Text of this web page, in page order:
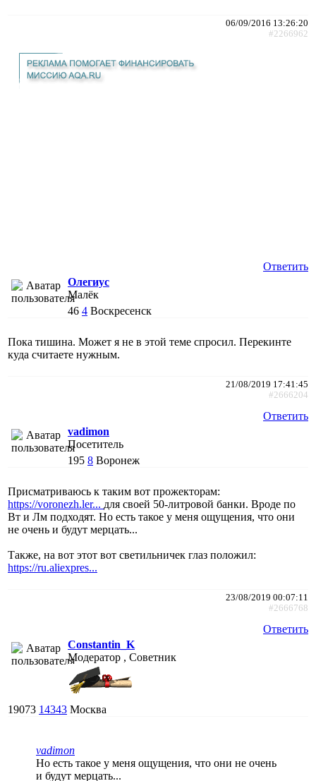
06/09/2016 13:26:20
#2266962
Ответить
Олегиус
Малёк
46 4 Воскресенск
Пока тишина. Может я не в этой теме спросил. Перекинте
куда считаете нужным.
21/08/2019 17:41:45
#2666204
Ответить
vadimon
Посетитель
195 8 Воронеж
Присматриваюсь к таким вот прожекторам:
https://voronezh.ler... для своей 50-литровой банки. Вроде по
Вт и Лм подходят. Но есть такое у меня ощущения, что они
не очень и будут мерцать...
Также, на вот этот вот светильничек глаз положил:
https://ru.aliexpres...
23/08/2019 00:07:11
#2666768
Ответить
Constantin_K
Модератор , Советник
19073 14343 Москва
vadimon
Но есть такое у меня ощущения, что они не очень
и будут мерцать...